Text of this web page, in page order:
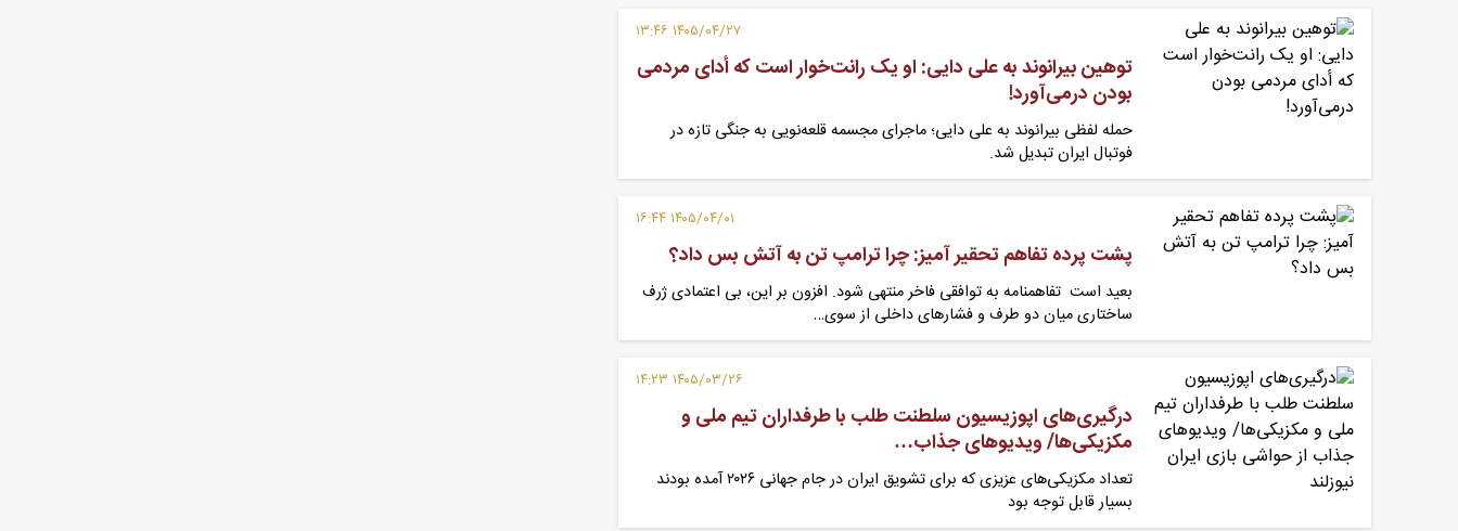
۱۴۰۵/۰۴/۲۷ ۱۳:۴۶
توهین بیرانوند به علی دایی: او یک رانت‌خوار است که أدای مردمی
بودن درمی‌آورد!
حمله لفظی بیرانوند به علی دایی؛ ماجرای مجسمه قلعه‌نویی به جنگی تازه در
فوتبال ایران تبدیل شد.
۱۴۰۵/۰۴/۰۱ ۱۶:۴۴
پشت پرده تفاهم تحقیر آمیز: چرا ترامپ‌ تن به آتش بس داد؟
بعید است تفاهمنامه به توافقی فاخر منتهی شود. افزون بر این، بی اعتمادی ژرف
ساختاری میان دو طرف و فشارهای داخلی از سوی…
۱۴۰۵/۰۳/۲۶ ۱۴:۲۳
درگیری‌های اپوزیسیون سلطنت طلب با طرفداران تیم ملی و
مکزیکی‌ها/ ویدیوهای جذاب…
تعداد مکزیکی‌های عزیزی که برای تشویق ایران در جام جهانی ۲۰۲۶ آمده بودند
بسیار قابل توجه بود